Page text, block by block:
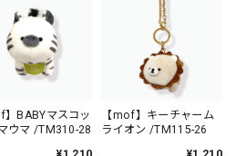
】BABYマスコッ
ウマ /TM310-28
【mof】キーチャーム
ライオン /TM115-26